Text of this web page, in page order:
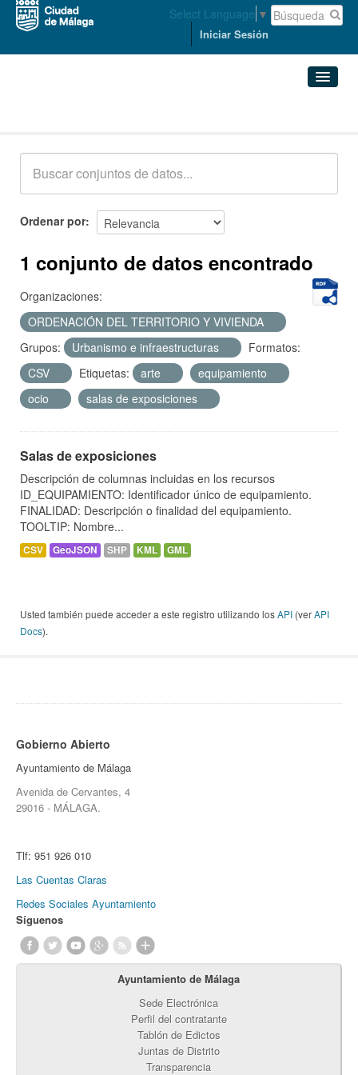
Select Language ▼
Iniciar Sesión
Acerca de
Ordenar por
1 conjunto de datos encontrado
Organizaciones:
ORDENACIÓN DEL TERRITORIO Y VIVIENDA
Grupos:
Urbanismo e infraestructuras
Formatos:
CSV
Etiquetas: arte
equipamiento
ocio
salas de exposiciones
Salas de exposiciones
Descripción de columnas incluidas en los recursos
ID_EQUIPAMIENTO: Identificador único de equipamiento.
FINALIDAD: Descripción o finalidad del equipamiento.
TOOLTIP: Nombre...
CSV GeoJSON SHP KML GML
Usted también puede acceder a este registro utilizando losAPI (verAPI
Docs).
Gobierno Abierto
Ayuntamiento de Málaga
Avenida de Cervantes, 4
29016 - MÁLAGA.
Tlf: 951 926 010
Las Cuentas Claras
Redes Sociales Ayuntamiento
Síguenos
Ayuntamiento de Málaga
Sede Electrónica
Perfil del contratante
Tablón de Edictos
Juntas de Distrito
Transparencia